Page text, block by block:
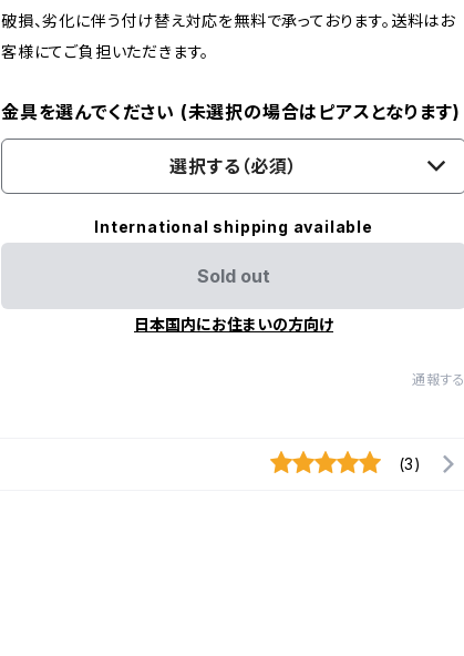
破損、劣化に伴う付け替え対応を無料で承っております。送料はお
客様にてご負担いただきます。
金具を選んでください (未選択の場合はピアスとなります)
選択する（必須）
International shipping available
Sold out
日本国内にお住まいの方向け
通報する
(3)